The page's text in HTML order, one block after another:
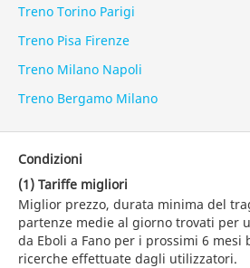
Treno Torino Parigi
Treno Pisa Firenze
Treno Milano Napoli
Treno Bergamo Milano
Condizioni
(1) Tariffe migliori
Miglior prezzo, durata minima del
partenze medie al giorno trovati per
da Eboli a Fano per i prossimi 6 mesi
ricerche effettuate dagli utilizzatori.